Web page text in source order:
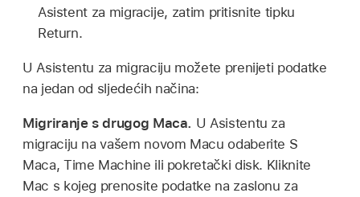
Asistent za migracije, zatim pritisnite tipku
Return.
U Asistentu za migraciju možete prenijeti podatke
na jedan od sljedećih načina:
Migriranje s drugog Maca. U Asistentu za
migraciju na vašem novom Macu odaberite S
Maca, Time Machine ili pokretački disk. Kliknite
Mac s kojeg prenosite podatke na zaslonu za